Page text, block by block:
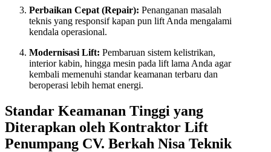
Perbaikan Cepat (Repair): Penanganan masalah
teknis yang responsif kapan pun lift Anda mengalami
kendala operasional.
Modernisasi Lift: Pembaruan sistem kelistrikan,
interior kabin, hingga mesin pada lift lama Anda agar
kembali memenuhi standar keamanan terbaru dan
beroperasi lebih hemat energi.
Standar Keamanan Tinggi yang
Diterapkan oleh Kontraktor Lift
Penumpang CV. Berkah Nisa Teknik